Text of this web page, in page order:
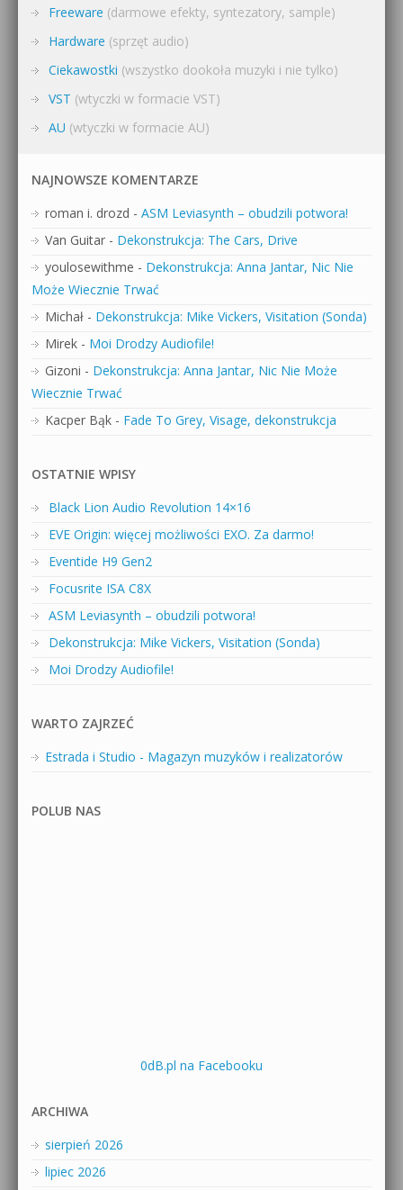
Freeware (darmowe efekty, syntezatory, sample)
Hardware (sprzęt audio)
Ciekawostki (wszystko dookoła muzyki i nie tylko)
VST (wtyczki w formacie VST)
AU (wtyczki w formacie AU)
NAJNOWSZE KOMENTARZE
roman i. drozd - ASM Leviasynth – obudzili potwora!
Van Guitar - Dekonstrukcja: The Cars, Drive
youlosewithme - Dekonstrukcja: Anna Jantar, Nic Nie
Może Wiecznie Trwać
Michał - Dekonstrukcja: Mike Vickers, Visitation (Sonda)
Mirek - Moi Drodzy Audiofile!
Gizoni - Dekonstrukcja: Anna Jantar, Nic Nie Może
Wiecznie Trwać
Kacper Bąk - Fade To Grey, Visage, dekonstrukcja
OSTATNIE WPISY
Black Lion Audio Revolution 14×16
EVE Origin: więcej możliwości EXO. Za darmo!
Eventide H9 Gen2
Focusrite ISA C8X
ASM Leviasynth – obudzili potwora!
Dekonstrukcja: Mike Vickers, Visitation (Sonda)
Moi Drodzy Audiofile!
WARTO ZAJRZEĆ
Estrada i Studio - Magazyn muzyków i realizatorów
POLUB NAS
0dB.pl na Facebooku
ARCHIWA
sierpień 2026
lipiec 2026